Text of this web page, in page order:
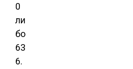
0
ли
бо
63
6.